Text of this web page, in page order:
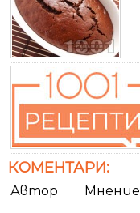
КОМЕНТАРИ:
Автор Мнение